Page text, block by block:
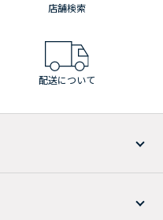
店舗検索
配送について